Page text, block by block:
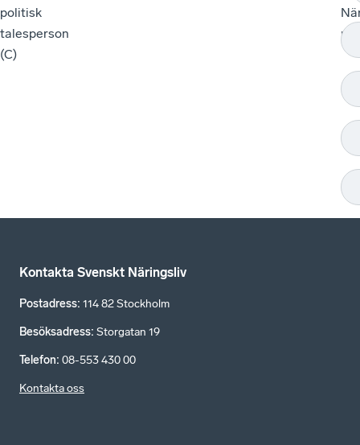
politisk
talesperson
(C)
Kontakta Svenskt Näringsliv
Postadress: 114 82 Stockholm
Besöksadress: Storgatan 19
Telefon: 08-553 430 00
Kontakta oss